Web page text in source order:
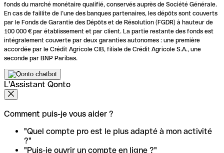
fonds du marché monétaire qualifié, conservés auprès de Société Générale.
En cas de faillite de l’une des banques partenaires, les dépôts sont couverts
par le Fonds de Garantie des Dépôts et de Résolution (FGDR) à hauteur de
100 000 € par établissement et par client. La partie restante des fonds est
intégralement couverte par deux garanties autonomes : une première
accordée par le Crédit Agricole CIB, filiale de Crédit Agricole S.A., une
seconde par BNP Paribas.
L'Assistant Qonto
Comment puis-je vous aider ?
"Quel compte pro est le plus adapté à mon activité
?"
"Puis-je ouvrir un compte en ligne ?"